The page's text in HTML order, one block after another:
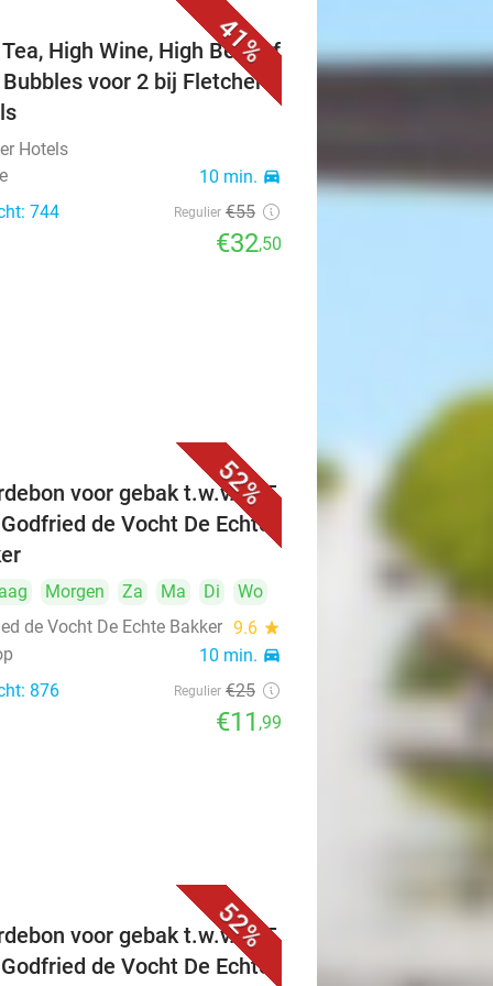
41%
High Wine, High Beer of
voor 2 bij Fletcher
Hotels
10 min. directions_car
744 Regulier €55
€32,50
52%
voor gebak t.w.v. €25
de Vocht De Echte
Morgen Za Ma Di
Wo
de Vocht De Echte Bakker 9.6 star
10 min. directions_car
876 Regulier €25
€11 ,99
52%
voor gebak t.w.v. €25
de Vocht De Echte